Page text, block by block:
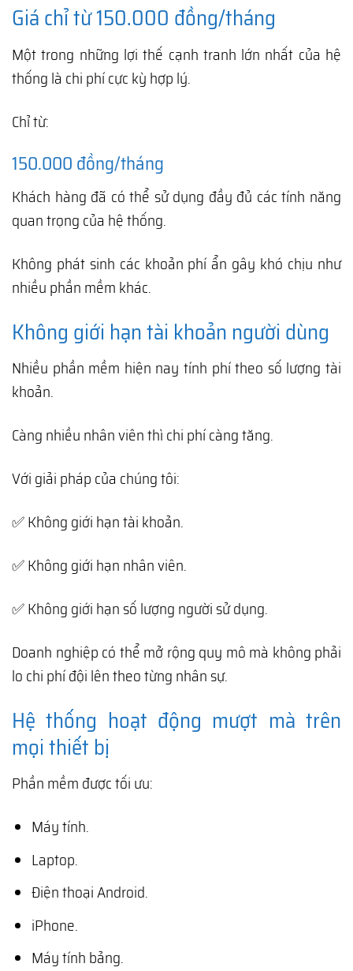
Giá chỉ từ 150.000 đồng/tháng
Một trong những lợi thế cạnh tranh lớn nhất của hệ
thống là chi phí cực kỳ hợp lý.
Chỉ từ:
150.000 đồng/tháng
Khách hàng đã có thể sử dụng đầy đủ các tính năng
quan trọng của hệ thống.
Không phát sinh các khoản phí ẩn gây khó chịu như
nhiều phần mềm khác.
Không giới hạn tài khoản người dùng
Nhiều phần mềm hiện nay tính phí theo số lượng tài
khoản.
Càng nhiều nhân viên thì chi phí càng tăng.
Với giải pháp của chúng tôi:
✅ Không giới hạn tài khoản.
✅ Không giới hạn nhân viên.
✅ Không giới hạn số lượng người sử dụng.
Doanh nghiệp có thể mở rộng quy mô mà không phải
lo chi phí đội lên theo từng nhân sự.
Hệ thống hoạt động mượt mà trên
mọi thiết bị
Phần mềm được tối ưu:
Máy tính.
Laptop.
Điện thoại Android.
iPhone.
Máy tính bảng.